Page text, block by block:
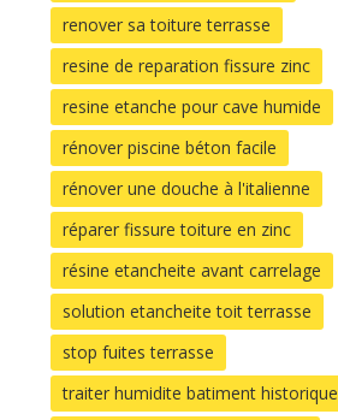
renover sa toiture terrasse
resine de reparation fissure zinc
resine etanche pour cave humide
rénover piscine béton facile
rénover une douche à l'italienne
réparer fissure toiture en zinc
résine etancheite avant carrelage
solution etancheite toit terrasse
stop fuites terrasse
traiter humidite batiment historique